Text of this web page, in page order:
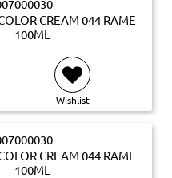
CREAM 044 RAME
100ML
Wishlist
CREAM 044 RAME
100ML